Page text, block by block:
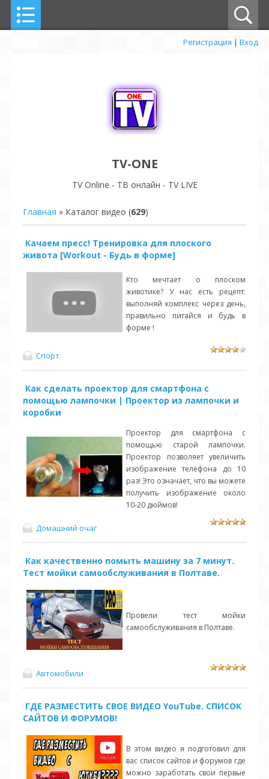
Регистрация | Вход
TV-ONE
TV Online - ТВ онлайн - TV LIVE
Главная » Каталог видео (629)
Качаем пресс! Тренировка для плоского
живота [Workout - Будь в форме]
Кто мечтает о плоском
животике? У нас есть рецепт:
выполняй комплекс через день,
правильно питайся и будь в
форме !
Спорт
Как сделать проектор для смартфона с
помощью лампочки | Проектор из лампочки и
коробки
Проектор для смартфона с
помощью старой лампочки.
Проектор позволяет увеличить
изображение телефона до 10
раз! Это означает, что вы можете
получить изображение около
10-20 дюймов!
Домашний очаг
Как качественно помыть машину за 7 минут.
Тест мойки самообслуживания в Полтаве.
Провели тест мойки
самообслуживания в Полтаве.
Автомобили
ГДЕ РАЗМЕСТИТЬ СВОЕ ВИДЕО YouTube. СПИСОК
САЙТОВ И ФОРУМОВ!
В этом видео я подготовил для
вас список сайтов и форумов где
можно заработать свои первые